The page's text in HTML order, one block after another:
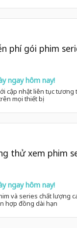
phí gói phim
ngay hôm nay!
cập nhật liên tục tương
mọi thiết bị
thử xem phim
ngay hôm nay!
và series chất lượng
hợp đồng dài hạn